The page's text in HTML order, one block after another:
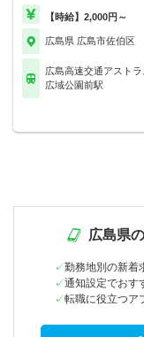
【時給】2,000円～
広島県 広島市佐伯区
広島高速交通アスト
広域公園前駅
広島県
勤務地別の新着
通知設定でおす
転職に役立つア